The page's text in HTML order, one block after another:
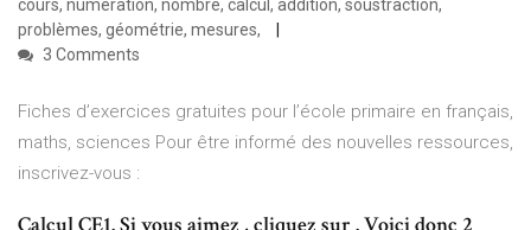
cours, numération, nombre, calcul, addition, soustraction,
problèmes, géométrie, mesures,
3 Comments
Fiches d’exercices gratuites pour l’école primaire en français,
maths, sciences Pour être informé des nouvelles ressources,
inscrivez-vous :